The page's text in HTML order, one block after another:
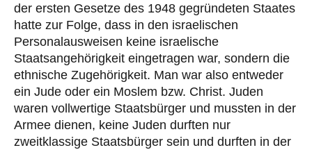
der ersten Gesetze des 1948 gegründeten Staates
hatte zur Folge, dass in den israelischen
Personalausweisen keine israelische
Staatsangehörigkeit eingetragen war, sondern die
ethnische Zugehörigkeit. Man war also entweder
ein Jude oder ein Moslem bzw. Christ. Juden
waren vollwertige Staatsbürger und mussten in der
Armee dienen, keine Juden durften nur
zweitklassige Staatsbürger sein und durften in der